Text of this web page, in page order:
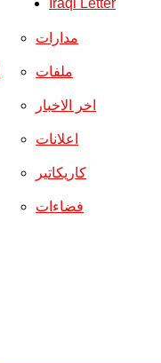
مدارات
ملفات
اخر الاخبار
اعلانات
كاريكاتير
فضاءات
Iraqi Letter